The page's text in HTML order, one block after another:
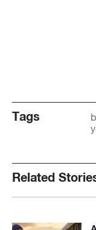
Tags
Related